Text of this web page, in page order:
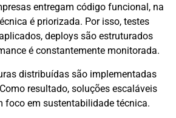
entregam código funcional, na
é priorizada. Por isso, testes
deploys são estruturados
é constantemente monitorada.
distribuídas são implementadas
resultado, soluções escaláveis
foco em sustentabilidade técnica.